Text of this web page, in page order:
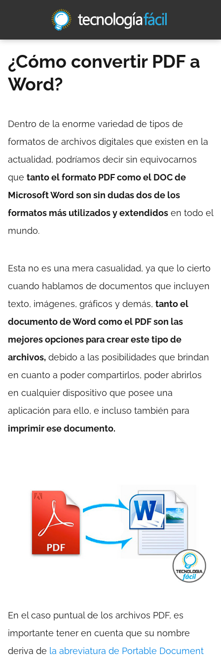
¿Cómo convertir PDF a
Word?
Dentro de la enorme variedad de tipos de
formatos de archivos digitales que existen en la
actualidad, podríamos decir sin equivocarnos
que tanto el formato PDF como el DOC de
Microsoft Word son sin dudas dos de los
formatos más utilizados y extendidos en todo el
mundo.
Esta no es una mera casualidad, ya que lo cierto
cuando hablamos de documentos que incluyen
texto, imágenes, gráficos y demás, tanto el
documento de Word como el PDF son las
mejores opciones para crear este tipo de
archivos, debido a las posibilidades que brindan
en cuanto a poder compartirlos, poder abrirlos
en cualquier dispositivo que posee una
aplicación para ello, e incluso también para
imprimir ese documento.
En el caso puntual de los archivos PDF, es
importante tener en cuenta que su nombre
deriva de la abreviatura de Portable Document